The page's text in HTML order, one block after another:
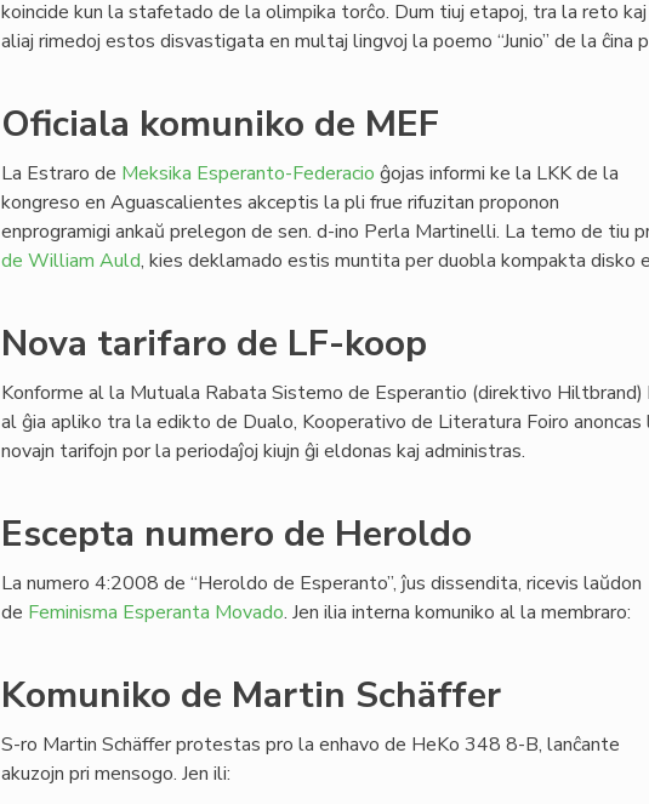
koincide kun la stafetado de la olimpika torĉo. Dum tiuj etapoj, tra la reto kaj
aliaj rimedoj estos disvastigata en multaj lingvoj la poemo “Junio” de la ĉina
Oficiala komuniko de MEF
La Estraro de Meksika Esperanto-Federacio ĝojas informi ke la LKK de la
kongreso en Aguascalientes akceptis la pli frue rifuzitan proponon
enprogramigi ankaŭ prelegon de sen. d-ino Perla Martinelli. La temo de tiu
de William Auld, kies deklamado estis muntita per duobla kompakta disko
Nova tarifaro de LF-koop
Konforme al la Mutuala Rabata Sistemo de Esperantio (direktivo Hiltbrand)
al ĝia apliko tra la edikto de Dualo, Kooperativo de Literatura Foiro anoncas
novajn tarifojn por la periodaĵoj kiujn ĝi eldonas kaj administras.
Escepta numero de Heroldo
La numero 4:2008 de “Heroldo de Esperanto”, ĵus dissendita, ricevis laŭdon
de Feminisma Esperanta Movado. Jen ilia interna komuniko al la membraro:
Komuniko de Martin Schäffer
S-ro Martin Schäffer protestas pro la enhavo de HeKo 348 8-B, lanĉante
akuzojn pri mensogo. Jen ili: